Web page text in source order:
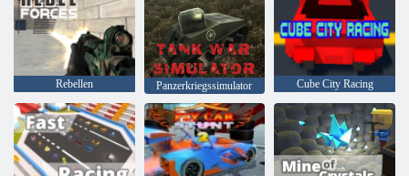
Rebellen Panzerkriegssimulator Cube City Racing